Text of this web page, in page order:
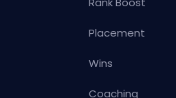
Placement
Wins
Coaching